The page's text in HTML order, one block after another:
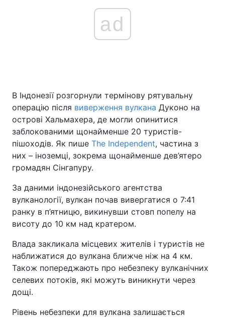
ad
В Індонезії розгорнули термінову рятувальну
операцію після виверження вулкана Дукoно на
острові Хальмахера, де могли опинитися
заблокованими щонайменше 20 туристів-
пішоходів. Як пише The Independent, частина з
них – іноземці, зокрема щонайменше дев’ятеро
громадян Сінгапуру.
За даними індонезійського агентства
вулканології, вулкан почав вивергатися о 7:41
ранку в п’ятницю, викинувши стовп попелу на
висоту до 10 км над кратером.
Влада закликала місцевих жителів і туристів не
наближатися до вулкана ближче ніж на 4 км.
Також попереджають про небезпеку вулканічних
селевих потоків, які можуть виникнути через
дощі.
Рівень небезпеки для вулкана залишається